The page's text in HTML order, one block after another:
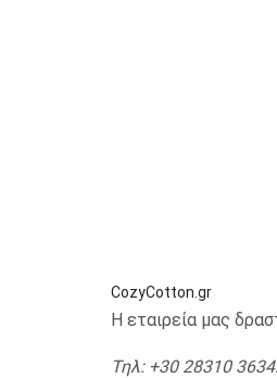
CozyCotton.gr
Η εταιρεία μας
Τηλ: +30 28310